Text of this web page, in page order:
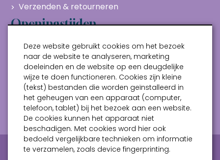
Verzenden & retourneren
Openingstijden
Maandag
Gesloten
Dinsdag
10:00 - 17:00
Woensdag
10:00 - 17:00
Donderdag
10:00 - 17:00
Vrijdag
10:00 - 17:00
Zaterdag
10:00 - 17:00
Privacy verklaring Algemene voorwaarden
Deze website gebruikt cookies om het bezoek
naar de website te analyseren, marketing
doeleinden en de website op een deugdelijke
wijze te doen functioneren. Cookies zijn kleine
(tekst) bestanden die worden geïnstalleerd in
het geheugen van een apparaat (computer,
telefoon, tablet) bij het bezoek aan een website.
De cookies kunnen het apparaat niet
beschadigen. Met cookies word hier ook
bedoeld vergelijkbare technieken om informatie
te verzamelen, zoals device fingerprinting.